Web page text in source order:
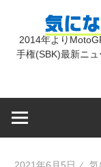
2014年より
手権(SBK)最新ニ